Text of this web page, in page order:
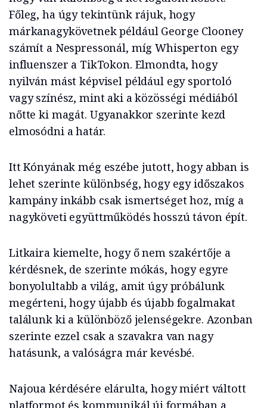
Főleg, ha úgy tekintünk rájuk, hogy
márkanagykövetnek például George Clooney
számít a Nespressonál, míg Whisperton egy
influenszer a TikTokon. Elmondta, hogy
nyilván mást képvisel például egy sportoló
vagy színész, mint aki a közösségi médiából
nőtte ki magát. Ugyanakkor szerinte kezd
elmosódni a határ.
Itt Kónyának még eszébe jutott, hogy abban is
lehet szerinte különbség, hogy egy időszakos
kampány inkább csak ismertséget hoz, míg a
nagyköveti együttműködés hosszú távon épít.
Litkaira kiemelte, hogy ő nem szakértője a
kérdésnek, de szerinte mókás, hogy egyre
bonyolultabb a világ, amit úgy próbálunk
megérteni, hogy újabb és újabb fogalmakat
találunk ki a különböző jelenségekre. Azonban
szerinte ezzel csak a szavakra van nagy
hatásunk, a valóságra már kevésbé.
Najoua kérdésére elárulta, hogy miért váltott
platformot és kommunikál új formában a